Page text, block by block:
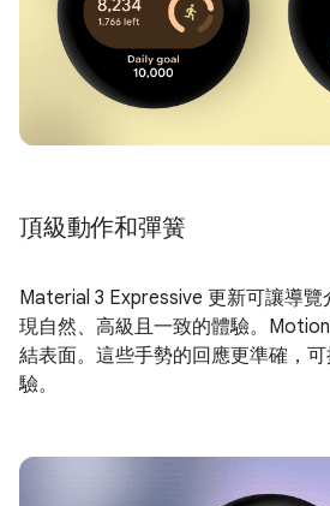
頂級動作和彈簧
Material 3 Expressive 更新可讓導
現自然、高級且一致的體驗。
結表面。這些手勢的回應更準確，
驗。